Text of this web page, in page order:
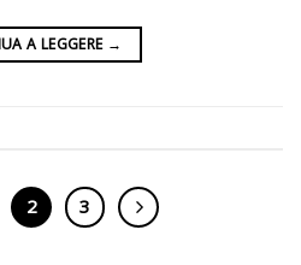
A LEGGERE →
2 3